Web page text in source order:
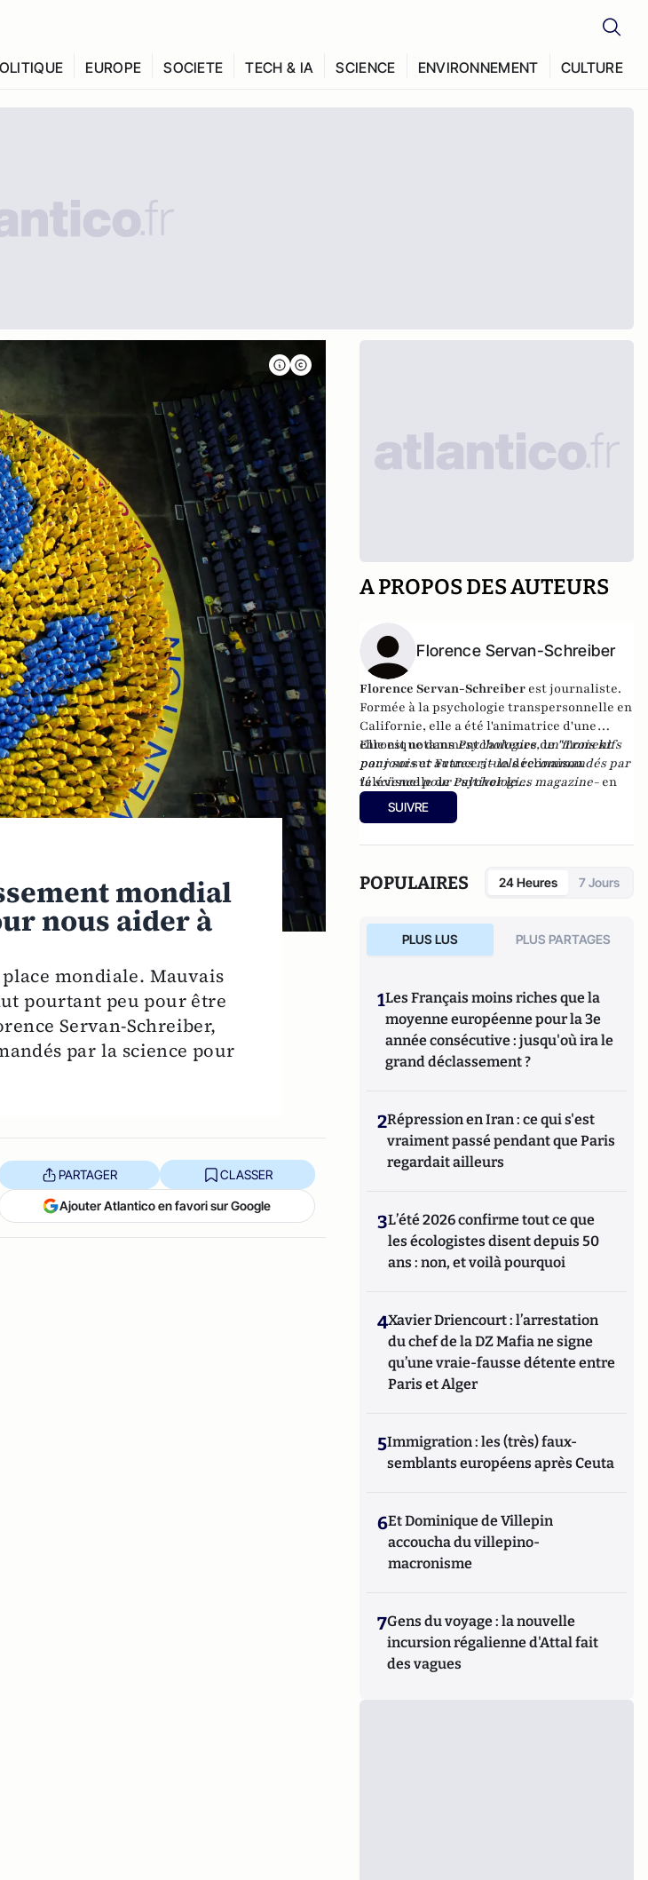
EUROPE SOCIETE TECH & IA SCIENCE ENVIRONNEMENT CULTURE
mondial
nous aider à
mondiale. Mauvais
pourtant peu pour être
Servan-Schreiber,
par la science pour
PARTAGER CLASSER
Ajouter Atlantico en favori sur Google
A PROPOS DES AUTEURS
Florence Servan-Schreiber
Florence Servan-Schreiber est journaliste.
Formée à la psychologie transpersonnelle en
Californie, elle a été l'animatrice d'une
chronique dansPsychologies, un moment
pour soisur France 5 - la déclinaison
télévisuelle dePsychologies magazine- en
2004 et 2005.
Elle est notamment l'auteure de"Trois kifs
par jours et autres rituels recommandés par
la science pour cultiver le
bonheur"publié aux éditions Marabout.
SUIVRE
POPULAIRES 24 Heures 7 Jours
PLUS LUS PLUS PARTAGES
1Les Français moins riches que la
moyenne européenne pour la 3e
année consécutive : jusqu'où ira le
grand déclassement ?
2Répression en Iran : ce qui s'est
vraiment passé pendant que Paris
regardait ailleurs
3L’été 2026 confirme tout ce que
les écologistes disent depuis 50
ans : non, et voilà pourquoi
4Xavier Driencourt : l’arrestation
du chef de la DZ Mafia ne signe
qu’une vraie-fausse détente entre
Paris et Alger
5Immigration : les (très) faux-
semblants européens après Ceuta
6Et Dominique de Villepin
accoucha du villepino-
macronisme
7Gens du voyage : la nouvelle
incursion régalienne d'Attal fait
des vagues